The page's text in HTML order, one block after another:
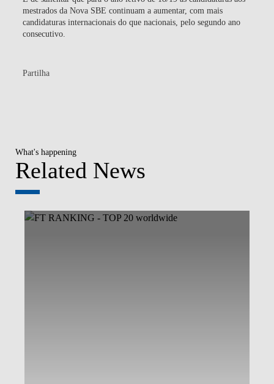
mestrados da Nova SBE continuam a aumentar, com mais
candidaturas internacionais do que nacionais, pelo segundo ano
consecutivo.
Partilha
What's happening
Related News